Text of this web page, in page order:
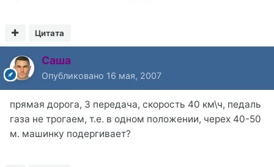
Цитата
Саша
Опубликовано 16 мая, 2007
прямая дорога, 3 передача, скорость 40 км\ч, педаль
газа не трогаем, т.е. в одном положении, черех 40-50
м. машинку подергивает?